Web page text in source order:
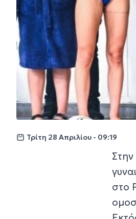
Τρίτη 28 Απριλίου - 09:19
στο